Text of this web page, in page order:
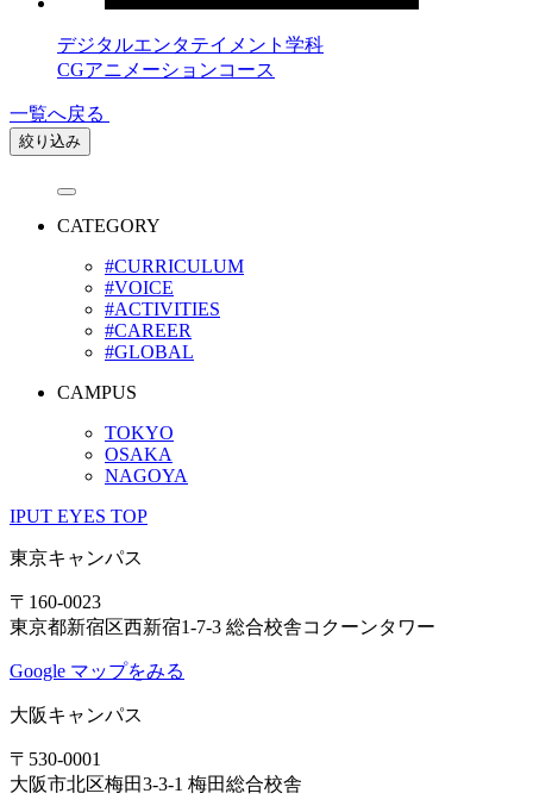
デジタルエンタテイメント学科
CGアニメーションコース
一覧へ戻る
絞り込み
CATEGORY
#CURRICULUM
#VOICE
#ACTIVITIES
#CAREER
#GLOBAL
CAMPUS
TOKYO
OSAKA
NAGOYA
IPUT EYES TOP
東京キャンパス
〒160-0023
東京都新宿区西新宿1-7-3 総合校舎コクーンタワー
Google マップをみる
大阪キャンパス
〒530-0001
大阪市北区梅田3-3-1 梅田総合校舎